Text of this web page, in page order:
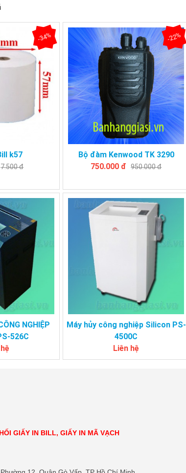
k57
-34%
7.500 đ
Bộ đàm Kenwood TK 3290
-22%
750.000 đ 950.000 đ
NGHIỆP
526C
Máy hủy công nghiệp Silicon PS-
4500C
Liên hệ
GIẤY IN BILL, GIẤY IN MÃ VẠCH